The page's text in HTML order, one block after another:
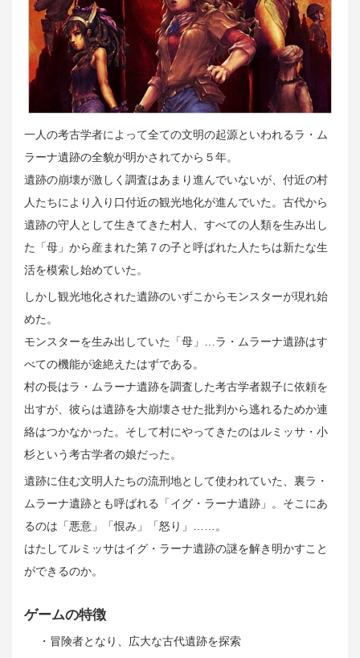
一人の考古学者によって全ての文明の起源といわれるラ・ム
ラーナ遺跡の全貌が明かされてから５年。
遺跡の崩壊が激しく調査はあまり進んでいないが、付近の村
人たちにより入り口付近の観光地化が進んでいた。古代から
遺跡の守人として生きてきた村人、すべての人類を生み出し
た「母」から産まれた第７の子と呼ばれた人たちは新たな生
活を模索し始めていた。
しかし観光地化された遺跡のいずこからモンスターが現れ始
めた。
モンスターを生み出していた「母」…ラ・ムラーナ遺跡はす
べての機能が途絶えたはずである。
村の長はラ・ムラーナ遺跡を調査した考古学者親子に依頼を
出すが、彼らは遺跡を大崩壊させた批判から逃れるためか連
絡はつかなかった。そして村にやってきたのはルミッサ・小
杉という考古学者の娘だった。
遺跡に住む文明人たちの流刑地として使われていた、裏ラ・
ムラーナ遺跡とも呼ばれる「イグ・ラーナ遺跡」。そこにあ
るのは「悪意」「恨み」「怒り」……。
はたしてルミッサはイグ・ラーナ遺跡の謎を解き明かすこと
ができるのか。
ゲームの特徴
・冒険者となり、広大な古代遺跡を探索